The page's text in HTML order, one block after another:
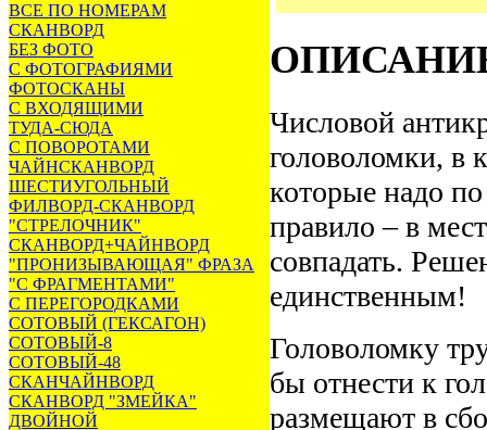
ВСЕ ПО НОМЕРАМ
СКАНВОРД
БЕЗ ФОТО
С ФОТОГРАФИЯМИ
ФОТОСКАНЫ
С ВХОДЯЩИМИ
ТУДА-СЮДА
С ПОВОРОТАМИ
ЧАЙНСКАНВОРД
ШЕСТИУГОЛЬНЫЙ
ФИЛВОРД-СКАНВОРД
"СТРЕЛОЧНИК"
СКАНВОРД+ЧАЙНВОРД
"ПРОНИЗЫВАЮЩАЯ" ФРАЗА
"С ФРАГМЕНТАМИ"
С ПЕРЕГОРОДКАМИ
СОТОВЫЙ (ГЕКСАГОН)
СОТОВЫЙ-8
СОТОВЫЙ-48
СКАНЧАЙНВОРД
СКАНВОРД "ЗМЕЙКА"
ДВОЙНОЙ
Числовой
головоломки, в
которые надо
правило – в
совпадать.
единственным!
Головоломку
бы отнести к
размещают в